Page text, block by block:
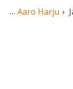
Aaro Harju